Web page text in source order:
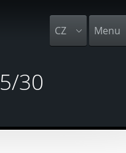
Menu
CZ
30